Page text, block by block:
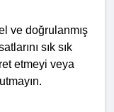
ve doğrulanmış
sık sık
etmeyi veya